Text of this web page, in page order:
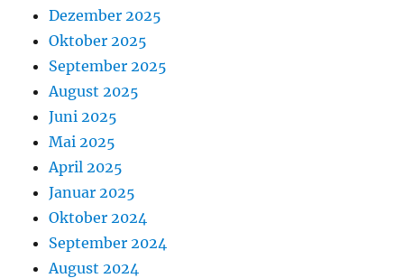
Dezember 2025
Oktober 2025
September 2025
August 2025
Juni 2025
Mai 2025
April 2025
Januar 2025
Oktober 2024
September 2024
August 2024